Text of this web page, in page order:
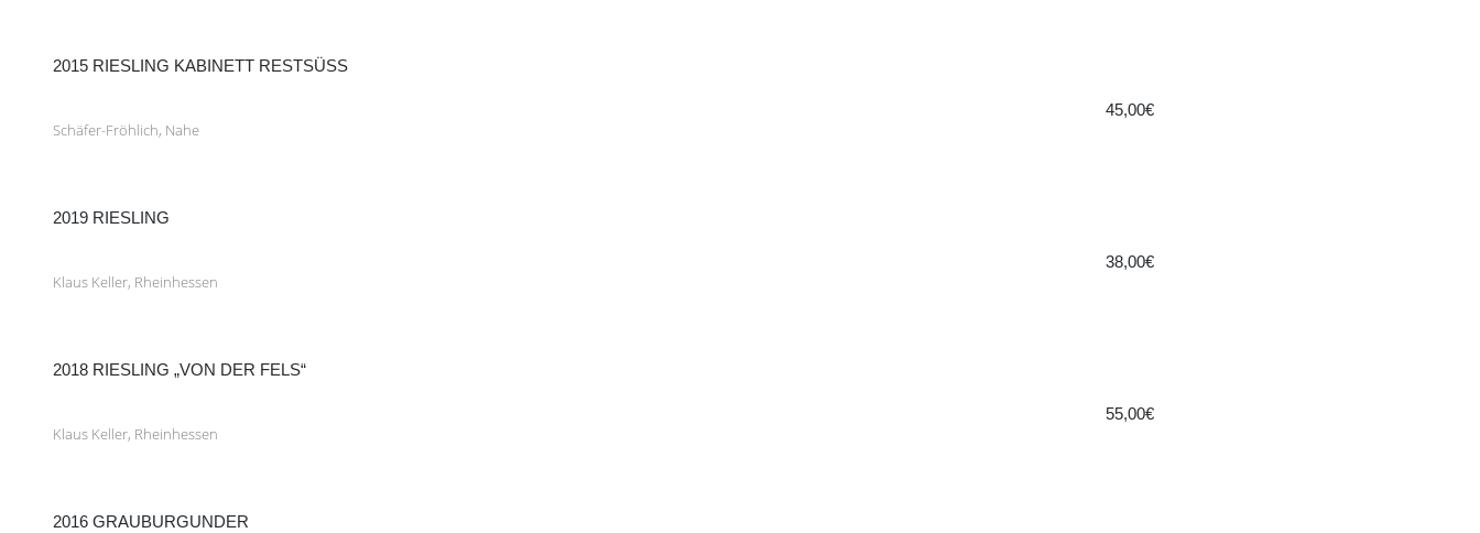
2015 RIESLING KABINETT RESTSÜSS
45,00€
Schäfer-Fröhlich, Nahe
2019 RIESLING
38,00€
Klaus Keller, Rheinhessen
2018 RIESLING „VON DER FELS“
55,00€
Klaus Keller, Rheinhessen
2016 GRAUBURGUNDER